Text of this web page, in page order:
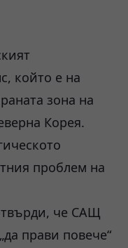
който е на
зона на
Корея.
проблем на
че САЩ
прави повече“